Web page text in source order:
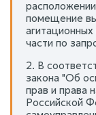
помещение
части по
2. В
закона "Об
прав и права
Российской